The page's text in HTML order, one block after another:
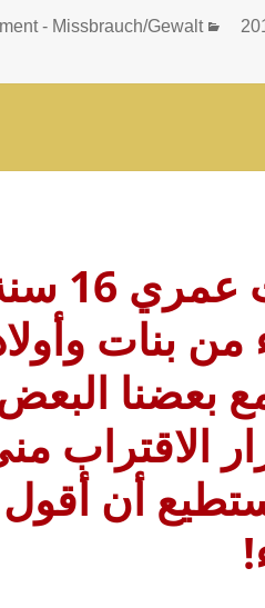
التصنيفات
- Missbrauch/Gewalt
أنا
من بنات
بعضنا
الاقتراب
أن